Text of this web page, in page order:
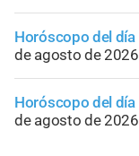
Horóscopo del día
de agosto de 2026
Horóscopo del día
de agosto de 2026